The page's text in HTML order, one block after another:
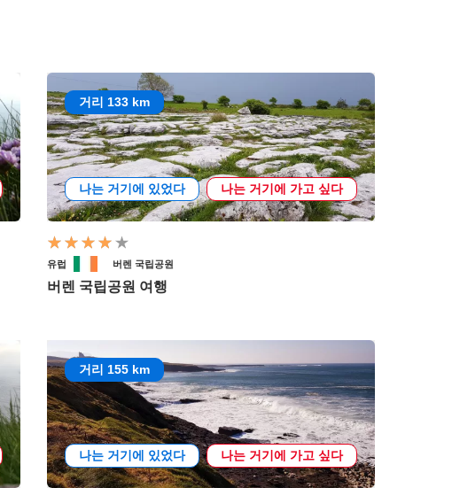
거리 133 km
나는 거기에 있었다 나는 거기에 가고 싶다
유럽 버렌 국립공원
버렌 국립공원 여행
거리 155 km
나는 거기에 있었다 나는 거기에 가고 싶다